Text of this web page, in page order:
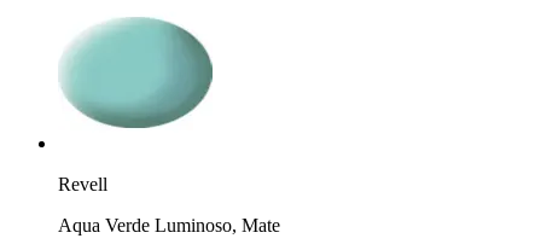
Revell
Aqua Verde Luminoso, Mate